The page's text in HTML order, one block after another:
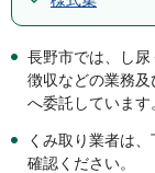
長野市では、し
徴収などの業務
へ委託しています
くみ取り業者は
確認ください。